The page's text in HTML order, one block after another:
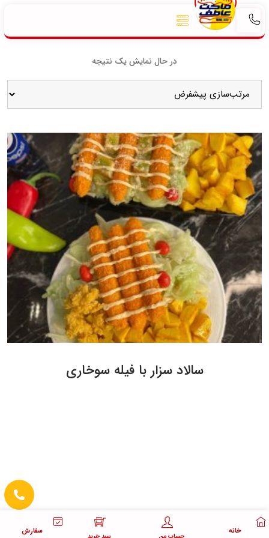
در حال نمایش یک نتیجه
سالاد سزار با فیله سوخاری
سفارش خانه